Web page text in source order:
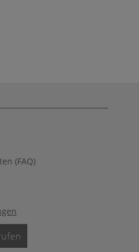
(FAQ)